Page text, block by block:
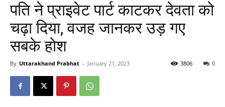
पति ने प्राइवेट पार्ट काटकर देवता को
चढ़ा दिया, वजह जानकर उड़ गए
सबके होश
By Uttarakhand Prabhat - January 21, 2023 0
3806